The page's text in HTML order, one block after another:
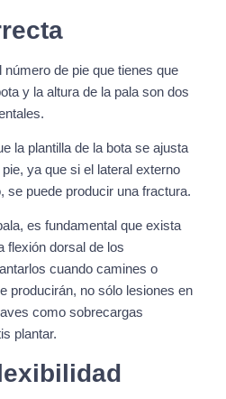
de pie que tienes que
y la altura de la pala son dos
la plantilla de la bota se ajusta
ya que si el lateral externo
se puede producir una fractura.
es fundamental que exista
flexión dorsal de los
cuando camines o
producirán, no sólo lesiones en
como sobrecargas
plantar.